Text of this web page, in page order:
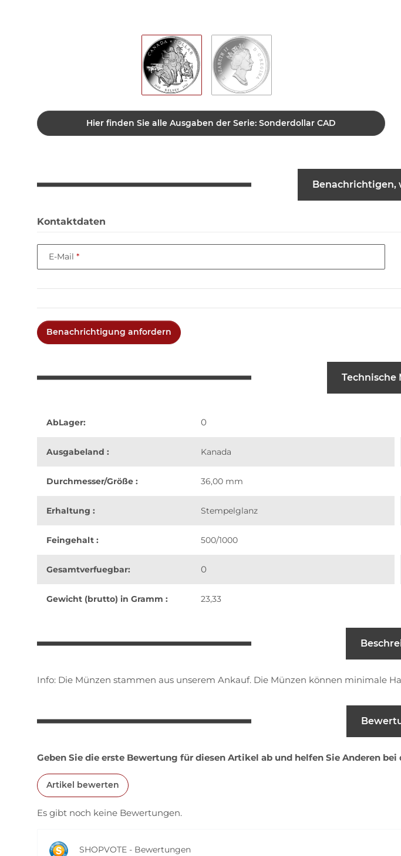
Hier finden Sie alle Ausgaben der Serie: Sonderdollar CAD
Benachrichtigen,
Kontaktdaten
E-Mail
Benachrichtigung anfordern
Technische
AbLager: 0
Ausgabeland : Kanada
Durchmesser/Größe : 36,00 mm
Erhaltung : Stempelglanz
Feingehalt : 500/1000
Gesamtverfuegbar: 0
Gewicht (brutto) in Gramm : 23,33
Info: Die Münzen stammen aus unserem Ankauf. Die Münzen können minimale
Geben Sie die erste Bewertung für diesen Artikel ab und helfen Sie Anderen
Artikel bewerten
Es gibt noch keine Bewertungen.
SHOPVOTE - Bewertungen